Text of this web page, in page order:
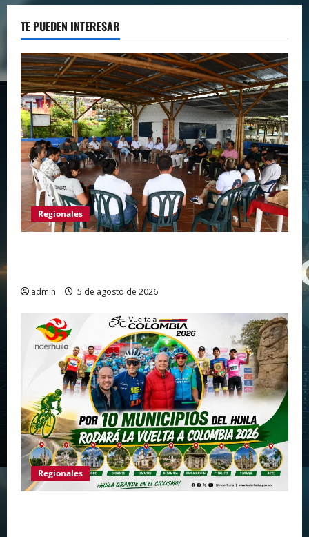
TE PUEDEN INTERESAR
Regionales
admin 5 de agosto de 2026
Regionales